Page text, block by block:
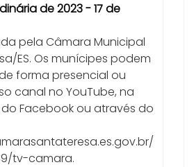
de 2023 - 17 de
pela Câmara Municipal
ES. Os munícipes podem
forma presencial ou
canal no YouTube, na
Facebook ou através do
tv-camara.